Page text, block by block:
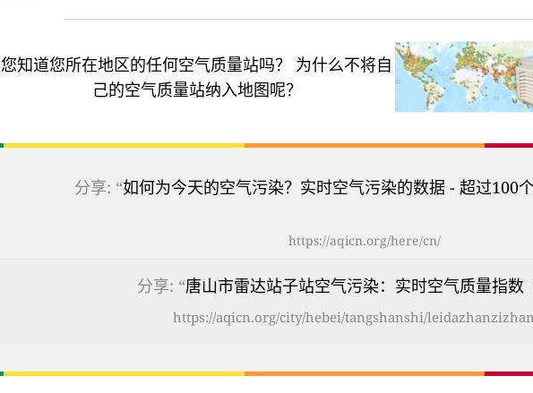
您知道您所在地区的任何空气质量站吗？
为什么不将自
己的空气质量站纳入地图呢？
分享: “如何为今天的空气污染？实时空气污染的数据 - 超过100
https://aqicn.org/here/cn/
分享: “唐山市雷达站子站空气污染：实时空气质量指数
https://aqicn.org/city/hebei/tangshanshi/